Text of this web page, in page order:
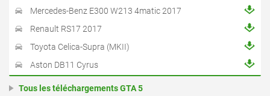
Mercedes-Benz E300 W213 4matic 2017
Renault RS17 2017
Toyota Celica-Supra (MKII)
Aston DB11 Cyrus
Tous les téléchargements GTA 5